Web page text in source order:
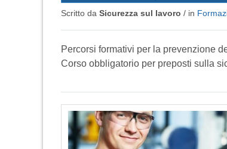
Scritto da Sicurezza sul lavoro / in
Percorsi formativi per la prevenzione
Corso obbligatorio per preposti sulla